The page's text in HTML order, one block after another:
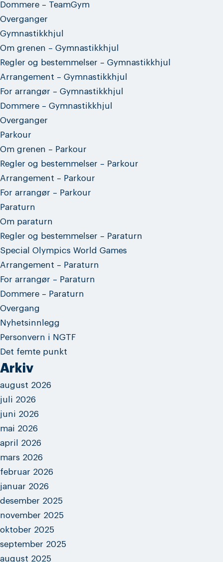
Dommere – TeamGym
Overganger
Gymnastikkhjul
Om grenen – Gymnastikkhjul
Regler og bestemmelser – Gymnastikkhjul
Arrangement – Gymnastikkhjul
For arrangør – Gymnastikkhjul
Dommere – Gymnastikkhjul
Overganger
Parkour
Om grenen – Parkour
Regler og bestemmelser – Parkour
Arrangement – Parkour
For arrangør – Parkour
Paraturn
Om paraturn
Regler og bestemmelser – Paraturn
Special Olympics World Games
Arrangement – Paraturn
For arrangør – Paraturn
Dommere – Paraturn
Overgang
Nyhetsinnlegg
Personvern i NGTF
Det femte punkt
Arkiv
august 2026
juli 2026
juni 2026
mai 2026
april 2026
mars 2026
februar 2026
januar 2026
desember 2025
november 2025
oktober 2025
september 2025
august 2025